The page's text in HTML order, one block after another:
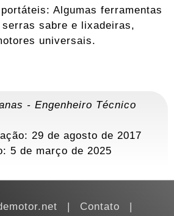
Algumas ferramentas
sabre e lixadeiras,
universais.
- Engenheiro Técnico
29 de agosto de 2017
5 de março de 2025
Contato